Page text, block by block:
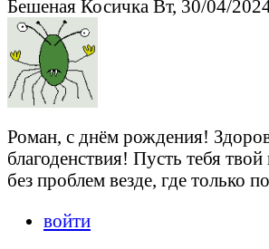
Бешеная Косичка Вт, 30/04/
Роман, с днём рождения!
благоденствия! Пусть тебя твой
без проблем везде, где только
войти